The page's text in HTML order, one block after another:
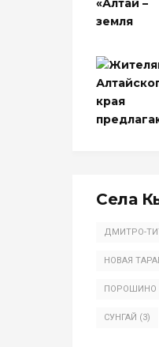
Села
ДМИТРО-
НОВАЯ
ПОРОШИНО
СУНГАЙ (3)